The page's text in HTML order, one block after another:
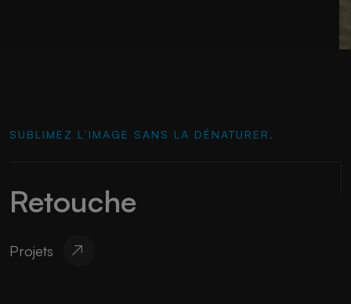
SUBLIMEZ L’IMAGE SANS LA DÉNATURER.
Retouche
Projets